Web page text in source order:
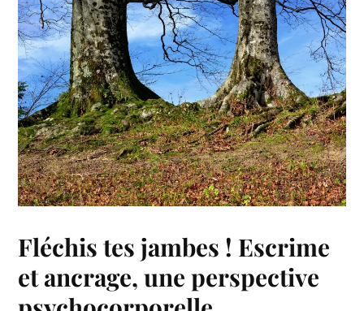
Fléchis tes jambes ! Escrime
et ancrage, une perspective